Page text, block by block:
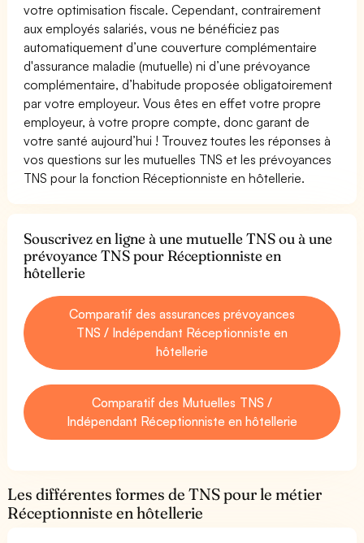
votre optimisation fiscale. Cependant, contrairement
aux employés salariés, vous ne bénéficiez pas
automatiquement d’une couverture complémentaire
d'assurance maladie (mutuelle) ni d’une prévoyance
complémentaire, d’habitude proposée obligatoirement
par votre employeur. Vous êtes en effet votre propre
employeur, à votre propre compte, donc garant de
votre santé aujourd’hui ! Trouvez toutes les réponses à
vos questions sur les mutuelles TNS et les prévoyances
TNS pour la fonction Réceptionniste en hôtellerie.
Souscrivez en ligne à une mutuelle TNS ou à une
prévoyance TNS pour Réceptionniste en
hôtellerie
Comparatif des assurances prévoyances
TNS / Indépendant Réceptionniste en
hôtellerie
Comparatif des Mutuelles TNS /
Indépendant Réceptionniste en hôtellerie
Les différentes formes de TNS pour le métier
Réceptionniste en hôtellerie